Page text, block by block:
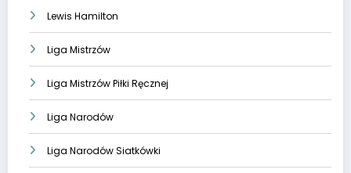
Lewis Hamilton
Liga Mistrzów
Liga Mistrzów Piłki Ręcznej
Liga Narodów
Liga Narodów Siatkówki